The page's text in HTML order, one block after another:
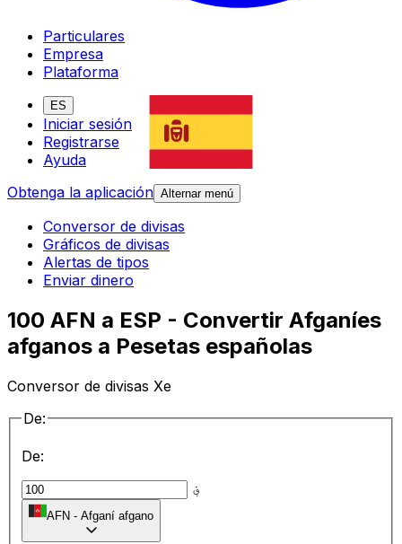
Particulares
Empresa
Plataforma
ES
Iniciar sesión
Registrarse
Ayuda
Obtenga la aplicación Alternar menú
Conversor de divisas
Gráficos de divisas
Alertas de tipos
Enviar dinero
100 AFN a ESP - Convertir Afganíes
afganos a Pesetas españolas
Conversor de divisas Xe
De:
De:
؋
AFN - Afganí afgano